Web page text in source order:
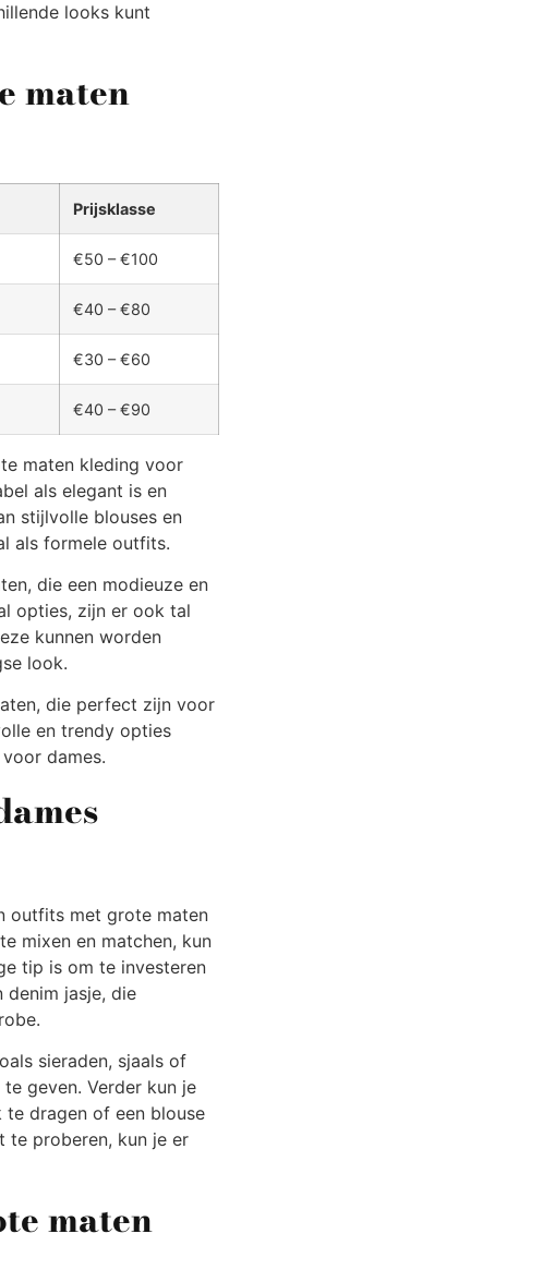
looks kunt
maten
Prijsklasse
€50 – €100
€40 – €80
€30 – €60
€40 – €90
maten kleding voor
als elegant is en
stijlvolle blouses en
als formele outfits.
die een modieuze en
opties, zijn er ook tal
kunnen worden
look.
die perfect zijn voor
en trendy opties
dames.
outfits met grote maten
mixen en matchen, kun
tip is om te investeren
jasje, die
sieraden, sjaals of
geven. Verder kun je
dragen of een blouse
te proberen, kun je er
maten